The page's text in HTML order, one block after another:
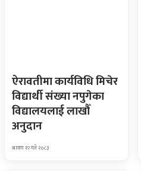
ऐरावतीमा कार्यविधि मिचेर
विद्यार्थी संख्या नपुगेका
विद्यालयलाई लाखौँ
अनुदान
श्रावण १२ गते २०८३